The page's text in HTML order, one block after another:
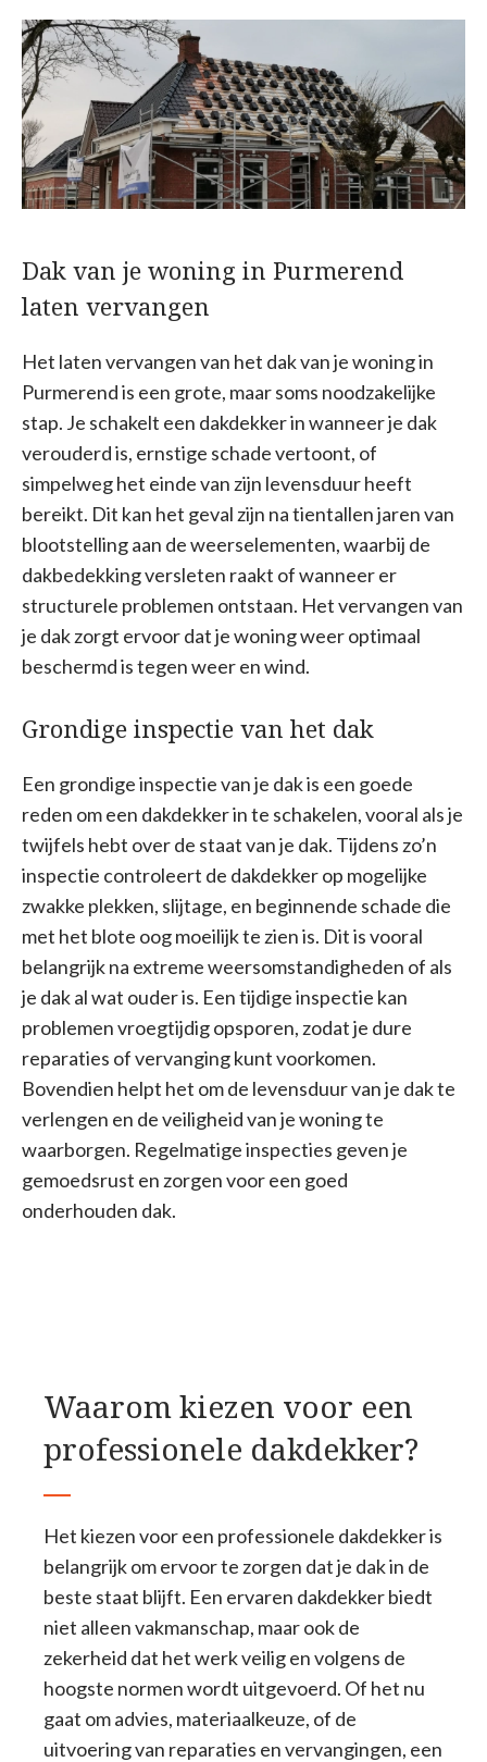
Dak van je woning in Purmerend
laten vervangen
Het laten vervangen van het dak van je woning in
Purmerend is een grote, maar soms noodzakelijke
stap. Je schakelt een dakdekker in wanneer je dak
verouderd is, ernstige schade vertoont, of
simpelweg het einde van zijn levensduur heeft
bereikt. Dit kan het geval zijn na tientallen jaren van
blootstelling aan de weerselementen, waarbij de
dakbedekking versleten raakt of wanneer er
structurele problemen ontstaan. Het vervangen van
je dak zorgt ervoor dat je woning weer optimaal
beschermd is tegen weer en wind.
Grondige inspectie van het dak
Een grondige inspectie van je dak is een goede
reden om een dakdekker in te schakelen, vooral als je
twijfels hebt over de staat van je dak. Tijdens zo’n
inspectie controleert de dakdekker op mogelijke
zwakke plekken, slijtage, en beginnende schade die
met het blote oog moeilijk te zien is. Dit is vooral
belangrijk na extreme weersomstandigheden of als
je dak al wat ouder is. Een tijdige inspectie kan
problemen vroegtijdig opsporen, zodat je dure
reparaties of vervanging kunt voorkomen.
Bovendien helpt het om de levensduur van je dak te
verlengen en de veiligheid van je woning te
waarborgen. Regelmatige inspecties geven je
gemoedsrust en zorgen voor een goed
onderhouden dak.
Waarom kiezen voor een
professionele dakdekker?
Het kiezen voor een professionele dakdekker is
belangrijk om ervoor te zorgen dat je dak in de
beste staat blijft. Een ervaren dakdekker biedt
niet alleen vakmanschap, maar ook de
zekerheid dat het werk veilig en volgens de
hoogste normen wordt uitgevoerd. Of het nu
gaat om advies, materiaalkeuze, of de
uitvoering van reparaties en vervangingen, een